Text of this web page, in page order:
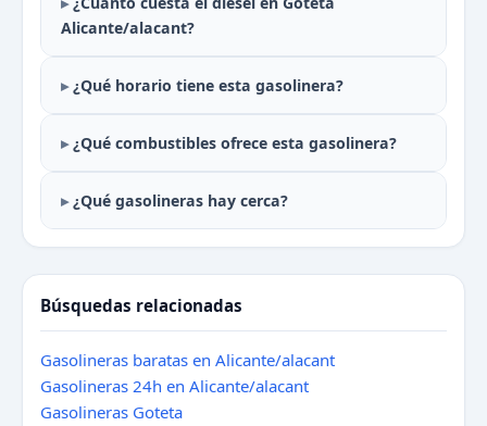
Alicante/alacant?
¿Qué horario tiene esta gasolinera?
¿Qué combustibles ofrece esta gasolinera?
¿Qué gasolineras hay cerca?
Búsquedas relacionadas
Gasolineras baratas en Alicante/alacant
Gasolineras 24h en Alicante/alacant
Gasolineras Goteta